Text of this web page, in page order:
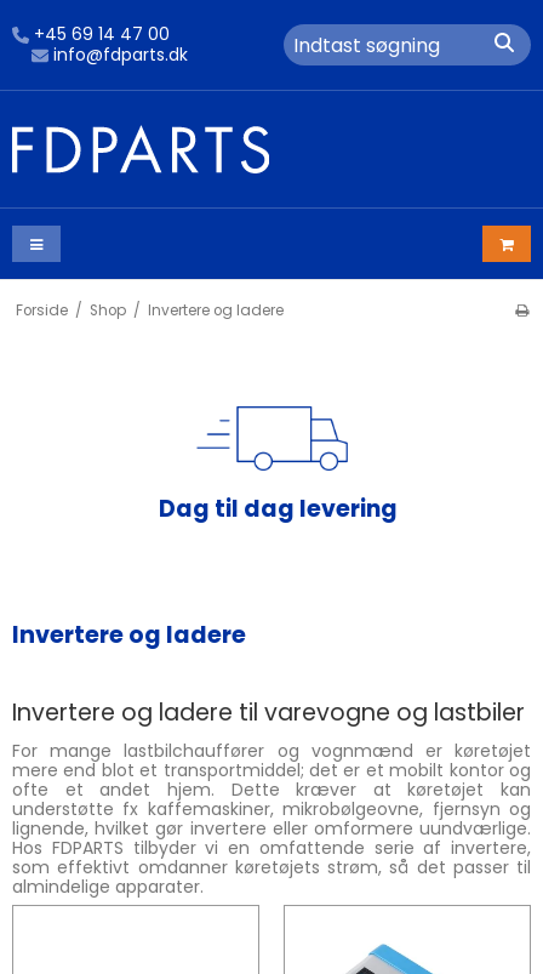
+45 69 14 47 00
info@fdparts.dk
Forside / Shop / Invertere og ladere
Dag til dag levering
Invertere og ladere
Invertere og ladere til varevogne og lastbiler
For mange lastbilchauffører og vognmænd er køretøjet
mere end blot et transportmiddel; det er et mobilt kontor og
ofte et andet hjem. Dette kræver at køretøjet kan
understøtte fx kaffemaskiner, mikrobølgeovne, fjernsyn og
lignende, hvilket gør invertere eller omformere uundværlige.
Hos FDPARTS tilbyder vi en omfattende serie af invertere,
som effektivt omdanner køretøjets strøm, så det passer til
almindelige apparater.